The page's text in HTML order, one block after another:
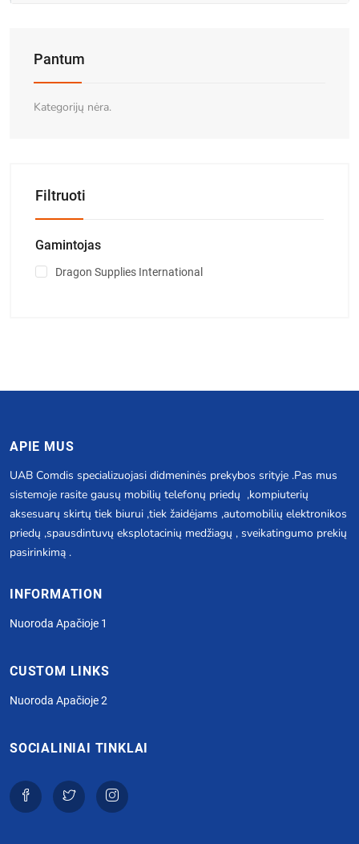
Pantum
Kategorijų nėra.
Filtruoti
Gamintojas
Dragon Supplies International
APIE MUS
UAB Comdis specializuojasi didmeninės prekybos srityje .Pas mus
sistemoje rasite gausų mobilių telefonų priedų ,kompiuterių
aksesuarų skirtų tiek biurui ,tiek žaidėjams ,automobilių elektronikos
priedų ,spausdintuvų eksplotacinių medžiagų , sveikatingumo prekių
pasirinkimą .
INFORMATION
Nuoroda Apačioje 1
CUSTOM LINKS
Nuoroda Apačioje 2
SOCIALINIAI TINKLAI